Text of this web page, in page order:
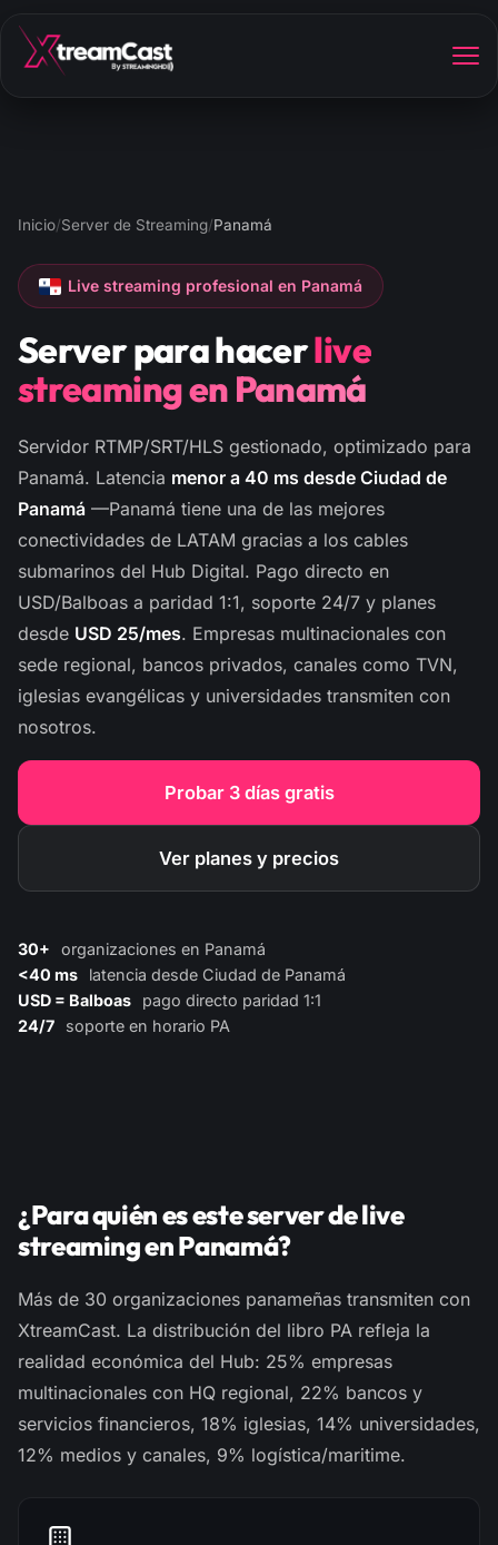
Inicio/Server de Streaming/Panamá
Live streaming profesional en Panamá
Server para hacerlive
streaming en Panamá
Servidor RTMP/SRT/HLS gestionado, optimizado para
Panamá. Latencia menor a 40 ms desde Ciudad de
Panamá —Panamá tiene una de las mejores
conectividades de LATAM gracias a los cables
submarinos del Hub Digital. Pago directo en
USD/Balboas a paridad 1:1, soporte 24/7 y planes
desde USD 25/mes. Empresas multinacionales con
sede regional, bancos privados, canales como TVN,
iglesias evangélicas y universidades transmiten con
nosotros.
Probar 3 días gratis
Ver planes y precios
30+
organizaciones en Panamá
<40 ms
latencia desde Ciudad de Panamá
USD = Balboas
pago directo paridad 1:1
24/7
soporte en horario PA
¿Para quién es este server de live
streaming en Panamá?
Más de 30 organizaciones panameñas transmiten con
XtreamCast. La distribución del libro PA refleja la
realidad económica del Hub: 25% empresas
multinacionales con HQ regional, 22% bancos y
servicios financieros, 18% iglesias, 14% universidades,
12% medios y canales, 9% logística/maritime.